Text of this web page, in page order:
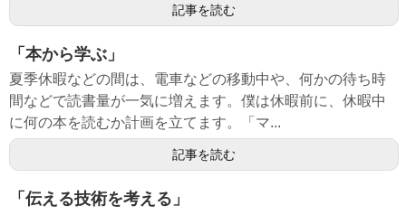
記事を読む
「本から学ぶ」
夏季休暇などの間は、電車などの移動中や、何かの待ち時
間などで読書量が一気に増えます。僕は休暇前に、休暇中
に何の本を読むか計画を立てます。「マ...
記事を読む
「伝える技術を考える」